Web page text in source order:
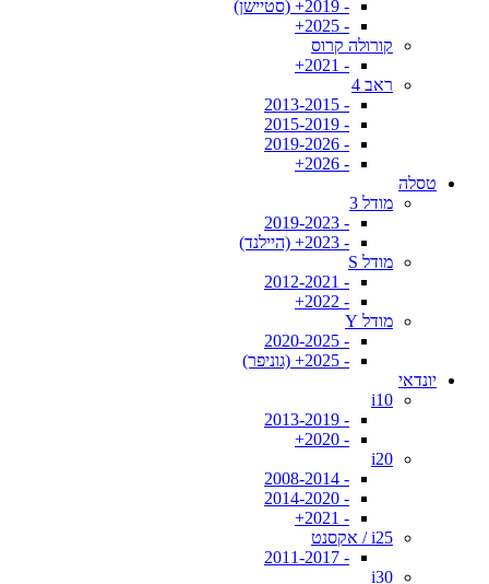
- 2019+ (סטיישן)
- 2025+
קורולה קרוס
- 2021+
ראב 4
- 2013-2015
- 2015-2019
- 2019-2026
- 2026+
טסלה
מודל 3
- 2019-2023
- 2023+ (היילנד)
מודל S
- 2012-2021
- 2022+
מודל Y
- 2020-2025
- 2025+ (גוניפר)
יונדאי
i10
- 2013-2019
- 2020+
i20
- 2008-2014
- 2014-2020
- 2021+
i25 / אקסנט
- 2011-2017
i30